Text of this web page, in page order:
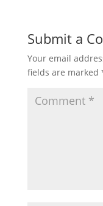
Submit a
Your email
fields are marked